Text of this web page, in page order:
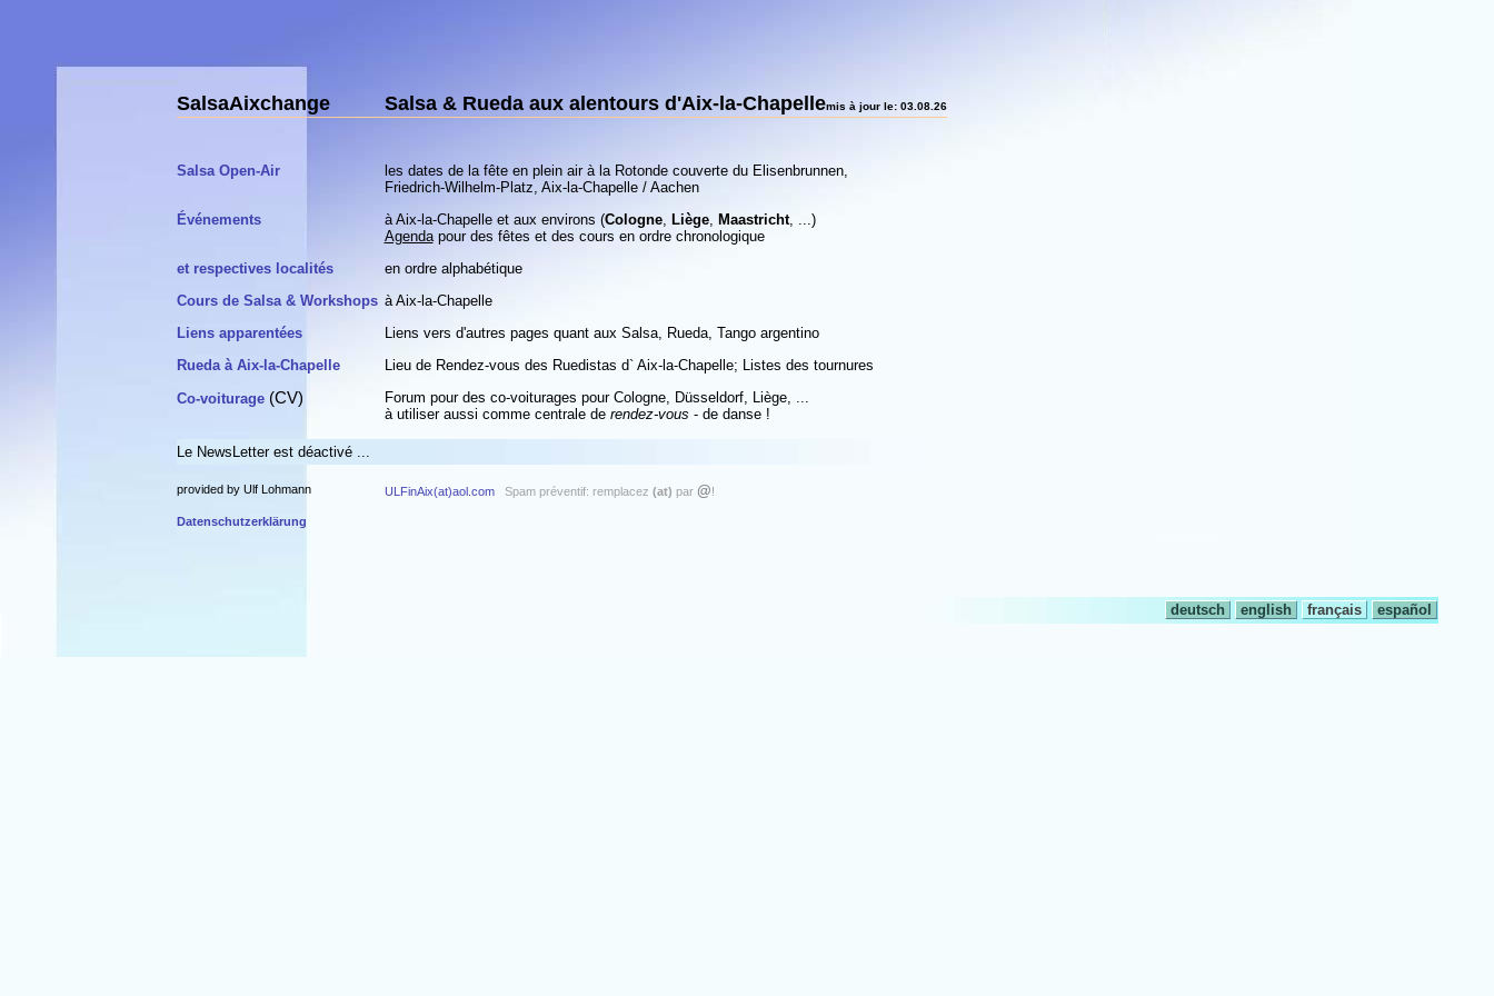
SalsaAixchange Salsa & Rueda aux alentours d'Aix-la-Chapellemis à jour le: 03.08.26
Salsa Open-Air
les dates de la fête en plein air à la Rotonde couverte du Elisenbrunnen,
Friedrich-Wilhelm-Platz, Aix-la-Chapelle / Aachen
Événements
à Aix-la-Chapelle et aux environs (Cologne, Liège, Maastricht, ...)
Agendapour des fêtes et des cours en ordre chronologique
et respectives localités
en ordre alphabétique
Cours de Salsa & Workshops à Aix-la-Chapelle
Liens apparentées
Liens vers d'autres pages quant aux Salsa, Rueda, Tango argentino
Rueda à Aix-la-Chapelle
Lieu de Rendez-vous des Ruedistas d` Aix-la-Chapelle; Listes des tournures
Co-voiturage(CV)
Forum pour des co-voiturages pour Cologne, Düsseldorf, Liège, ...
à utiliser aussi comme centrale de rendez-vous - de danse !
Le NewsLetter est déactivé ...
provided by Ulf Lohmann ULFinAix(at)aol.com Spam préventif: remplacez (at) par @!
Datenschutzerklärung
deutsch english français español